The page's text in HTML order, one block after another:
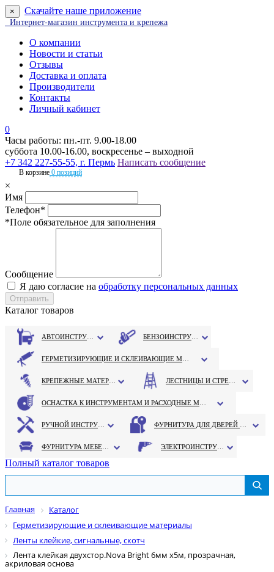
× Скачайте наше приложение
Интернет-магазин инструмента и крепежа
О компании
Новости и статьи
Отзывы
Доставка и оплата
Производители
Контакты
Личный кабинет
0
Часы работы: пн.-пт. 9.00-18.00
суббота 10.00-16.00, воскресенье – выходной
+7 342 227-55-55, г. Пермь Написать сообщение
В корзине 0 позиций
×
Имя
Телефон*
*Поле обязательное для заполнения
Сообщение
Я даю согласие на обработку персональных данных
Каталог товаров
Полный каталог товаров
Главная
Каталог
Герметизирующие и склеивающие материалы
Ленты клейкие, сигнальные, скотч
Лента клейкая двухстор.Nova Bright 6мм х5м, прозрачная,
акриловая основа